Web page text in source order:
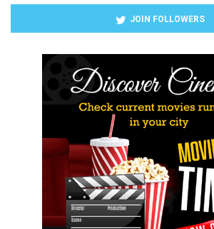
JOIN FOLLOWERS